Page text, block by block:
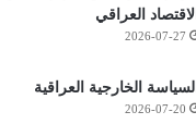
الاقتصاد العراقي
2026-07-27
السياسة الخارجية العراقية
2026-07-20